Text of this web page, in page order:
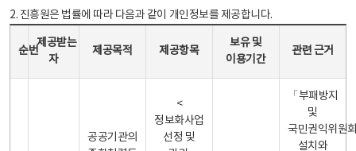
2. 진흥원은 법률에 따라 다음과 같이 개인정보를 제공합니다.
순번
제공받는
자
제공목적 제공항목
보유 및
이용기간
관련 근거
공공기관의
<
정보화사업
선정 및
「부패방지
및
국민권익위원
설치와